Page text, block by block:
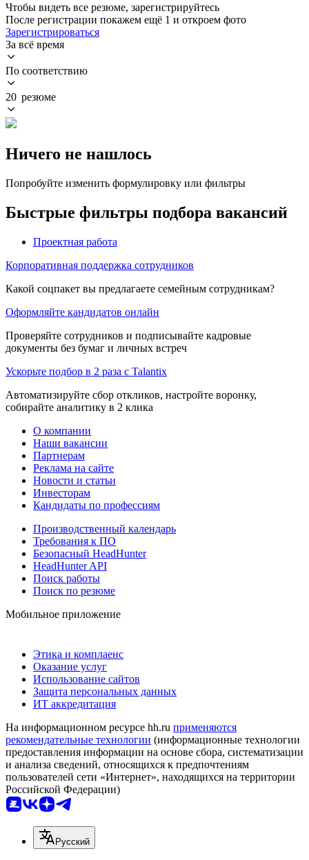
Чтобы видеть все резюме, зарегистрируйтесь
После регистрации покажем ещё 1 и откроем фото
Зарегистрироваться
За всё время
По соответствию
20 резюме
Ничего не нашлось
Попробуйте изменить формулировку или фильтры
Быстрые фильтры подбора вакансий
Проектная работа
Корпоративная поддержка сотрудников
Какой соцпакет вы предлагаете семейным сотрудникам?
Оформляйте кандидатов онлайн
Проверяйте сотрудников и подписывайте кадровые
документы без бумаг и личных встреч
Ускорьте подбор в 2 раза с Talantix
Автоматизируйте сбор откликов, настройте воронку,
собирайте аналитику в 2 клика
О компании
Наши вакансии
Партнерам
Реклама на сайте
Новости и статьи
Инвесторам
Кандидаты по профессиям
Производственный календарь
Требования к ПО
Безопасный HeadHunter
HeadHunter API
Поиск работы
Поиск по резюме
Мобильное приложение
Этика и комплаенс
Оказание услуг
Использование сайтов
Защита персональных данных
ИТ аккредитация
На информационном ресурсе hh.ru применяются
рекомендательные технологии (информационные технологии
предоставления информации на основе сбора, систематизации
и анализа сведений, относящихся к предпочтениям
пользователей сети «Интернет», находящихся на территории
Российской Федерации)
Русский